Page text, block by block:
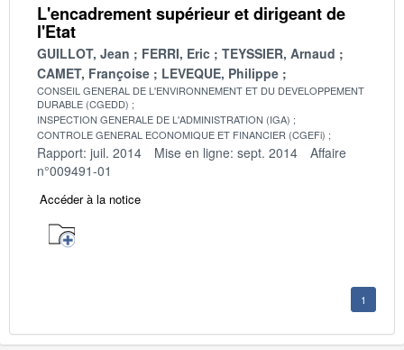
L'encadrement supérieur et dirigeant de
l'Etat
GUILLOT, Jean FERRI, Eric
TEYSSIER, Arnaud
CAMET, Françoise
LEVEQUE, Philippe
CONSEIL GENERAL DE L'ENVIRONNEMENT ET DU DEVELOPPEMENT
DURABLE (CGEDD)
INSPECTION GENERALE DE L'ADMINISTRATION (IGA)
CONTROLE GENERAL ECONOMIQUE ET FINANCIER (CGEFi)
Rapport: juil. 2014 Mise en ligne: sept. 2014
Affaire
n°009491-01
Accéder à la notice
1